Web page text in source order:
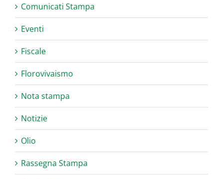
Comunicati Stampa
Eventi
Fiscale
Florovivaismo
Nota stampa
Notizie
Olio
Rassegna Stampa